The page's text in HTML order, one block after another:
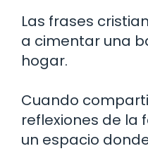
Las frases
a cimentar una
hogar.
Cuando
reflexiones de la
un espacio